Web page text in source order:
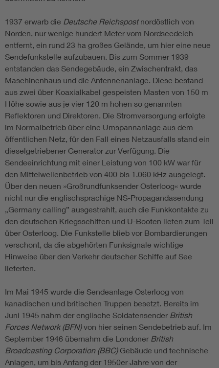
1937 erwarb die Deutsche Reichspostnordöstlich von
Norden, nur wenige hundert Meter vom Nordseedeich
entfernt, ein rund 23 ha großes Gelände, um hier eine neue
Sendefunkstelle aufzubauen. Bis zum Sommer 1939
entstanden das Sendegebäude, ein Zwischentrakt, das
Maschinenhaus und die Antennenanlage. Diese bestand
aus zwei über Koaxialkabel gespeisten Masten von 150 m
Höhe sowie aus je vier 120 m hohen so genannten
Reflektoren und Direktoren. Die Stromversorgung erfolgte
im Normalbetrieb über eine Umspannanlage aus dem
öffentlichen Netz, für den Fall eines Netzausfalls stand ein
dieselgetriebener Generator zur Verfügung. Die
Sendeeinrichtung mit einer Leistung von 100 kW war für
den Mittelwellenbetrieb von 400 bis 1.060 kHz ausgelegt.
Über den neuen »Großrundfunksender Osterloog« wurde
nicht nur die englischsprachige NS-Propagandasendung
„Germany calling” ausgestrahlt, auch die Funkkontakte zu
den deutschen Kriegsschiffen und U-Booten liefen zum Teil
über Osterloog. Die Funkstelle blieb vor Bombardierungen
verschont, da die abgehörten Funksignale wichtige
Hinweise über den Verkehr deutscher Schiffe auf See
lieferten.
Im Mai 1945 wurde die Sendeanlage Osterloog von
kanadischen und britischen Truppen besetzt. Bereits im
Juni 1945 nahm der englische Soldatensender British
Forces Network (BFN)von hier seinen Sendebetrieb auf. Im
September 1946 übernahm die Londoner British
Broadcasting Corporation (BBC) Gebäude und technische
Anlagen, um bis Anfang der 1950er Jahre von der